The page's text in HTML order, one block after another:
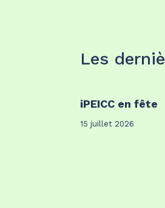
Les
iPEICC en fête
15 juillet 2026